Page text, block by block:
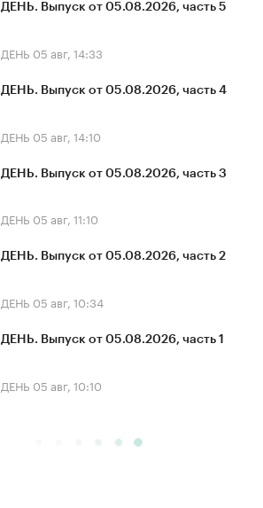
ДЕНЬ. Выпуск от 05.08.2026, часть 5
ДЕНЬ 05 авг, 14:33
ДЕНЬ. Выпуск от 05.08.2026, часть 4
ДЕНЬ 05 авг, 14:10
ДЕНЬ. Выпуск от 05.08.2026, часть 3
ДЕНЬ 05 авг, 11:10
ДЕНЬ. Выпуск от 05.08.2026, часть 2
ДЕНЬ 05 авг, 10:34
ДЕНЬ. Выпуск от 05.08.2026, часть 1
ДЕНЬ 05 авг, 10:10